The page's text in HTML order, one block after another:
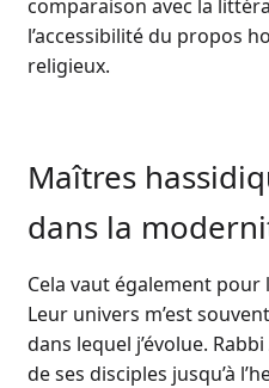
comparaison avec la
l’accessibilité du propos
religieux.
Maîtres
dans la
Cela vaut également pour
Leur univers m’est
dans lequel j’évolue.
de ses disciples jusqu’à